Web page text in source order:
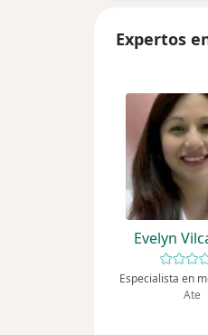
Expertos
Evelyn
Ate